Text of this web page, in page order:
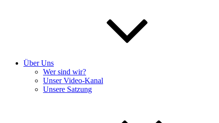
Über Uns
Wer sind wir?
Unser Video-Kanal
Unsere Satzung